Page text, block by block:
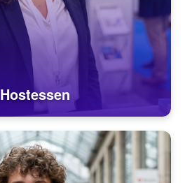
Hostessen